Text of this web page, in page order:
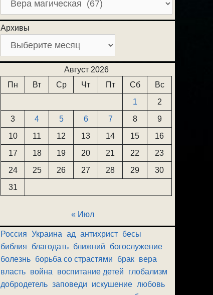
Архивы
Август 2026
Пн
Вт Ср Чт Пт Сб
Вс
1
2
3
4 5 6 7 8
9
10
11 12 13 14 15
16
17
18 19 20 21 22
23
24
25 26 27 28 29
30
31
« Июл
Россия Украина ад антихрист бесы
библия
благодать ближний
богослужение
болезнь борьба со страстями брак вера
власть война воспитание детей
глобализм
добродетель заповеди искушение любовь